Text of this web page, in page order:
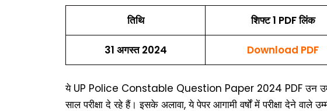
तिथि शिफ्ट 1 PDF लिंक
31 अगस्त 2024 Download PDF
ये UP Police Constable Question Paper 2024 PDF उन
साल परीक्षा दे रहे हैं। इसके अलावा, ये पेपर आगामी वर्षों में परीक्षा देने वाले